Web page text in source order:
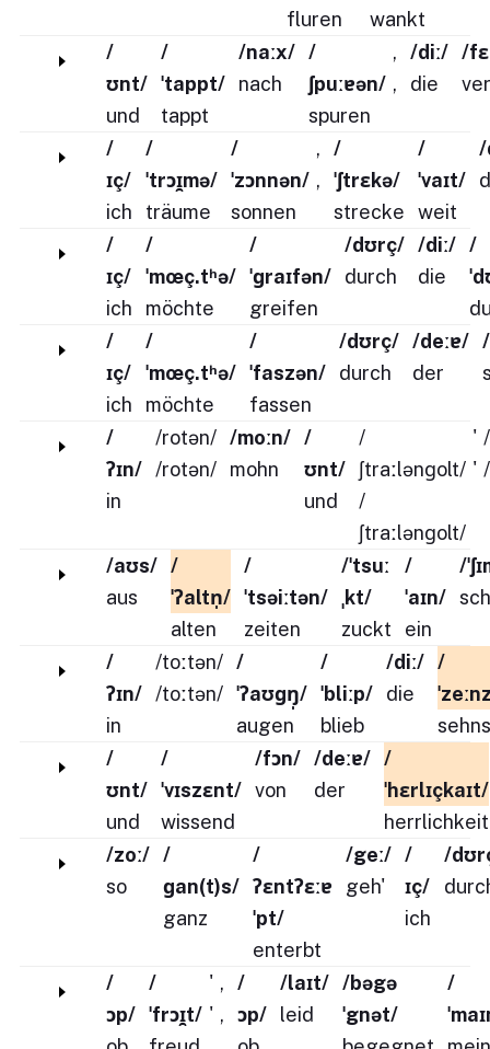
fluren
wankt
/
ʊnt/
und
/
ˈtappt/
tappt
/naːx/
nach
/
ʃpuːɐən/
spuren
,
,
/diː/
die
/
/
ɪç/
ich
/
ˈtrɔɪ̯mə/
träume
/
ˈzɔnnən/
sonnen
,
,
/
ˈʃtrɛkə/
strecke
/
ˈvaɪt/
weit
/
/
ɪç/
ich
/
ˈmœç.tʰə/
möchte
/
ˈɡraɪfən/
greifen
/dʊrç/
durch
/diː/
die
/
/
ɪç/
ich
/
ˈmœç.tʰə/
möchte
/
ˈfaszən/
fassen
/dʊrç/
durch
/deːɐ/
der
/
ʔɪn/
in
/rotən/
/rotən/
/moːn/
mohn
/
ʊnt/
und
/
ʃtraːlənɡolt/
/
ʃtraːlənɡolt/
'
'
/aʊs/
aus
/
ˈʔaltn̩/
alten
/
ˈtsəiːtən/
zeiten
/ˈtsuː
ˌkt/
zuckt
/
ˈaɪn/
ein
/
/
ʔɪn/
in
/toːtən/
/toːtən/
/
ˈʔaʊɡŋ̩/
augen
/
ˈbliːp/
blieb
/diː/
die
/
/
ʊnt/
und
/
ˈvɪszɛnt/
wissend
/fɔn/
von
/deːɐ/
der
/
ˈhɛrlɪçkaɪt/
herrlichkeit
/zoː/
so
/
ɡan(t)s/
ganz
/
ʔɛntʔɛːɐ
ˈpt/
enterbt
/geː/
geh'
/
ɪç/
ich
/
/
ɔp/
/
ˈfrɔɪ̯t/
'
'
,
,
/
ɔp/
/laɪt/
leid
/bəgə
ˈgnət/
/